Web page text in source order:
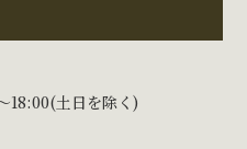
18:00(土日を除く)